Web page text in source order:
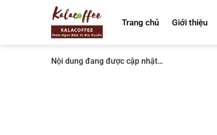
Trang chủ Giới thiệu
Nội dung đang được cập nhật…